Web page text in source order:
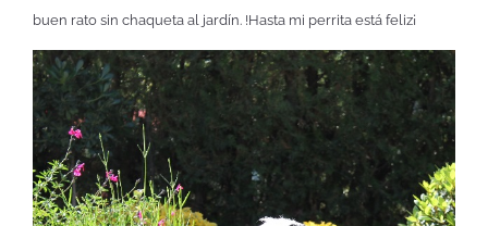
buen rato sin chaqueta al jardín. !Hasta mi perrita está feliz¡